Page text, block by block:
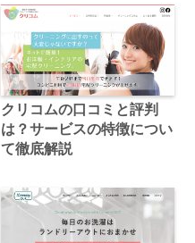
クリコムの口コミと評判
は？サービスの特徴につい
て徹底解説